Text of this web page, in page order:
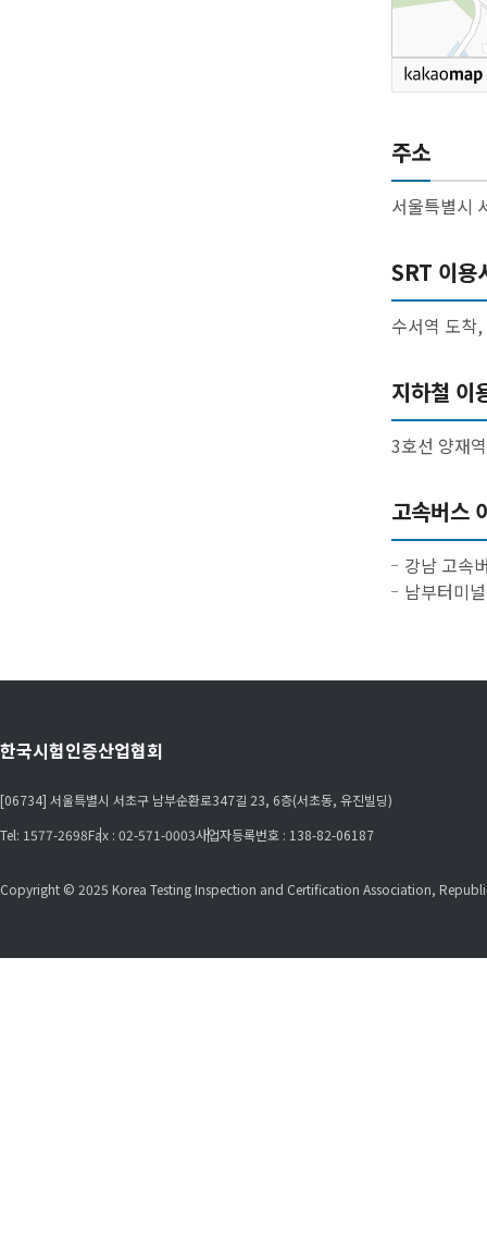
주소
서울특별시
SRT 이용
수서역 도착
지하철 이
3호선 양재
고속버스
강남 고속
남부터미
한국시험인증산업협회
[06734] 서울특별시 서초구 남부순환로347길 23, 6층(서초동, 유진빌딩)
Tel: 1577-2698Fax : 02-571-0003사업자등록번호 : 138-82-06187
Copyright © 2025 Korea Testing Inspection and Certification Association,